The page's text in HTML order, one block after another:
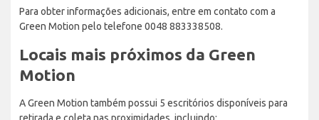
Para obter informações adicionais, entre em contato com a
Green Motion pelo telefone 0048 883338508.
Locais mais próximos da Green
Motion
A Green Motion também possui 5 escritórios disponíveis para
retirada e coleta nas proximidades, incluindo: